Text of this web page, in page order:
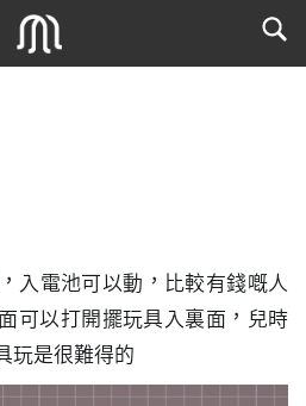
入電池可以動，比較有錢嘅人
可以打開擺玩具入裏面，兒時
玩是很難得的